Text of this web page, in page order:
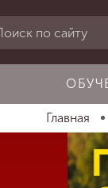
Главная